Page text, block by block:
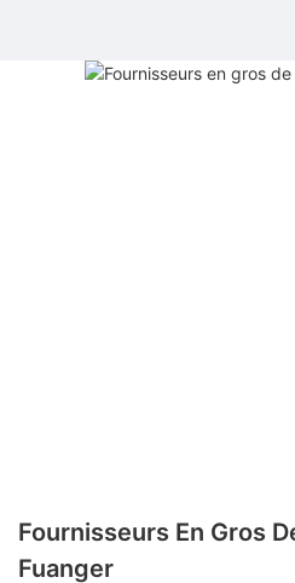
Fournisseurs En Gros
Fuanger